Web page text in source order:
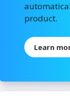
product.
Learn